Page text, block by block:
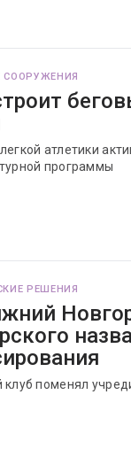
СООРУЖЕНИЯ
атлетики
программы
РЕШЕНИЯ
поменял